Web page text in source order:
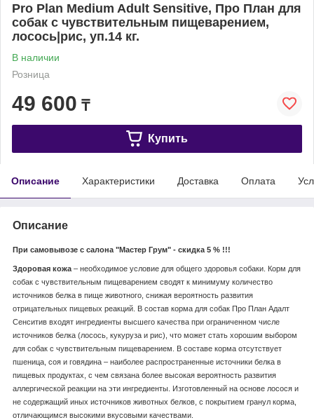
Pro Plan Medium Adult Sensitive, Про План для
собак с чувствительным пищеварением,
лосось|рис, уп.14 кг.
В наличии
Розница
49 600 ₸
Купить
Описание Характеристики Доставка Оплата
Описание
При самовывозе с салона "Мастер Грум" - скидка 5 % !!!
Здоровая кожа – необходимое условие для общего здоровья собаки. Корм для
собак с чувствительным пищеварением сводят к минимуму количество
источников белка в пище животного, снижая вероятность развития
отрицательных пищевых реакций. В состав корма для собак Про План Адалт
Сенситив входят ингредиенты высшего качества при ограниченном числе
источников белка (лосось, кукуруза и рис), что может стать хорошим выбором
для собак с чувствительным пищеварением. В составе корма отсутствует
пшеница, соя и говядина – наиболее распространенные источники белка в
пищевых продуктах, с чем связана более высокая вероятность развития
аллергической реакции на эти ингредиенты. Изготовленный на основе лосося и
не содержащий иных источников животных белков, с покрытием гранул корма,
отличающимся высокими вкусовыми качествами.